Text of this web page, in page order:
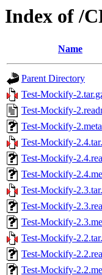
Index of /
Name
Parent Directory
Test-Mockify-
Test-Mockify-
Test-Mockify-2.meta
Test-Mockify-
Test-Mockify-
Test-Mockify-
Test-Mockify-
Test-Mockify-
Test-Mockify-
Test-Mockify-
Test-Mockify-
Test-Mockify-